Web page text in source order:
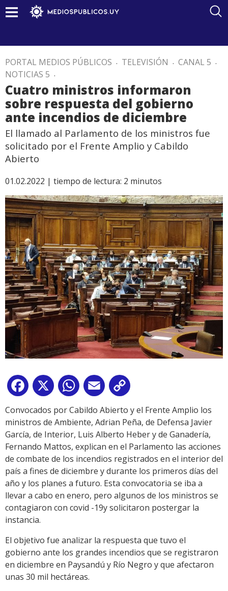
PORTAL MEDIOS PÚBLICOS . TELEVISIÓN . CANAL 5 .
NOTICIAS 5 .
Cuatro ministros informaron
sobre respuesta del gobierno
ante incendios de diciembre
El llamado al Parlamento de los ministros fue
solicitado por el Frente Amplio y Cabildo
Abierto
01.02.2022 | tiempo de lectura: 2 minutos
Facebook
X WhatsApp
Email
Link
Convocados por Cabildo Abierto y el Frente Amplio los
ministros de Ambiente, Adrian Peña, de Defensa Javier
García, de Interior, Luis Alberto Heber y de Ganadería,
Fernando Mattos, explican en el Parlamento las acciones
de combate de los incendios registrados en el interior del
país a fines de diciembre y durante los primeros días del
año y los planes a futuro. Esta convocatoria se iba a
llevar a cabo en enero, pero algunos de los ministros se
contagiaron con covid -19y solicitaron postergar la
instancia.
El objetivo fue analizar la respuesta que tuvo el
gobierno ante los grandes incendios que se registraron
en diciembre en Paysandú y Río Negro y que afectaron
unas 30 mil hectáreas.